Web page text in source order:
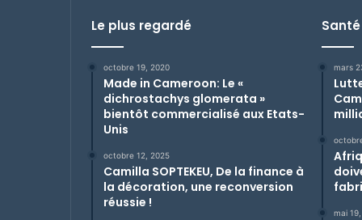
Le plus regardé
octobre 19, 2020
Made in Cameroon: Le «
dichrostachys glomerata »
bientôt commercialisé aux Etats-
Unis
octobre 12, 2025
Camilla SOPTEKEU, De la finance à
la décoration, une reconversion
réussie !
Santé
mars
mai